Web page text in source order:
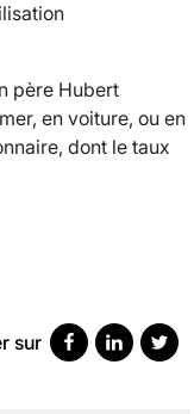
père Hubert
en voiture, ou en
dont le taux
sur
30 mai 2023